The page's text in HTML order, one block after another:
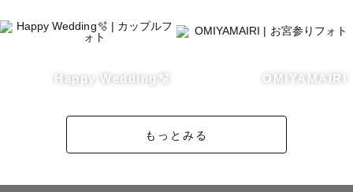
りたい雰囲気や使いたい小物、イメージ写真などをお伺い
「こんな写真が撮りたい！」というご希望はもちろん、
Happy Wedding🫧 OMIYAMAIRI
もっとみる